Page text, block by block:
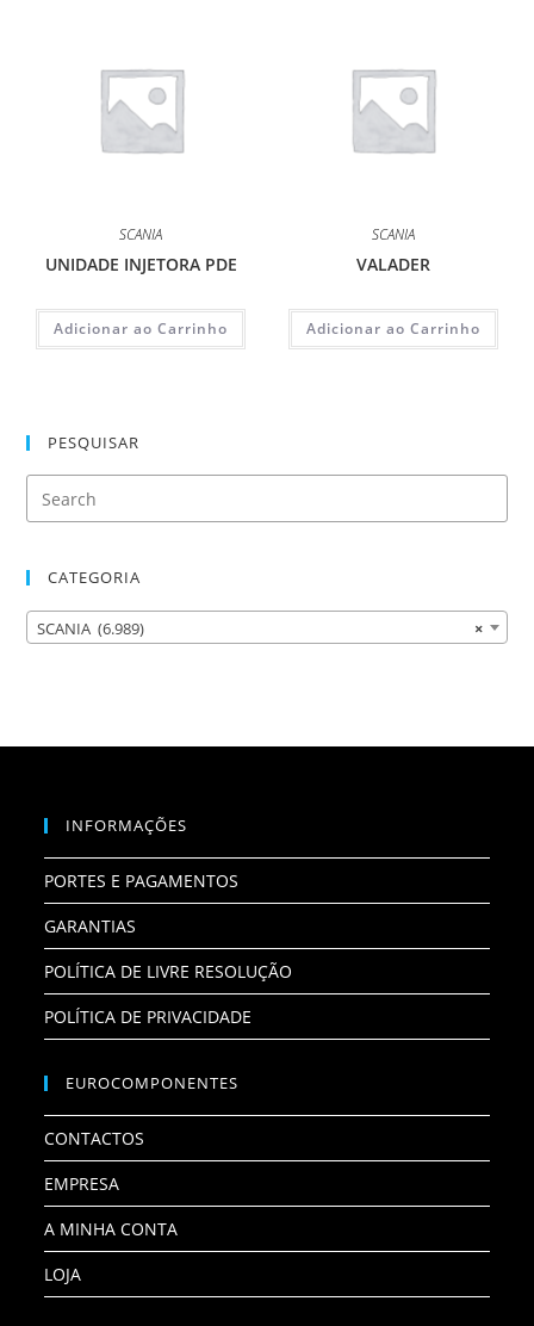
SCANIA
UNIDADE INJETORA PDE
Adicionar ao Carrinho
SCANIA
VALADER
Adicionar ao Carrinho
PESQUISAR
CATEGORIA
×
SCANIA (6.989)
INFORMAÇÕES
PORTES E PAGAMENTOS
GARANTIAS
POLÍTICA DE LIVRE RESOLUÇÃO
POLÍTICA DE PRIVACIDADE
EUROCOMPONENTES
CONTACTOS
EMPRESA
A MINHA CONTA
LOJA